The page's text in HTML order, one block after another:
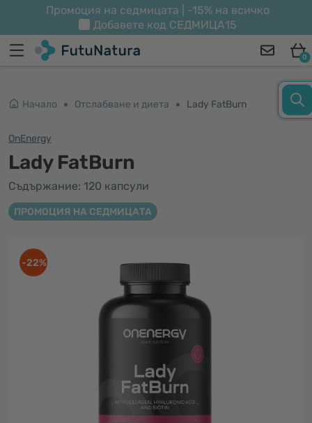
Промоция на седмицата | -15% на всичко
Добавете код СЕДМИЦА15
0
Начало Отслабване и диета Lady FatBurn
OnEnergy
Lady FatBurn
Съдържание: 120 капсули
ПРОМОЦИЯ НА СЕДМИЦАТА
-22%